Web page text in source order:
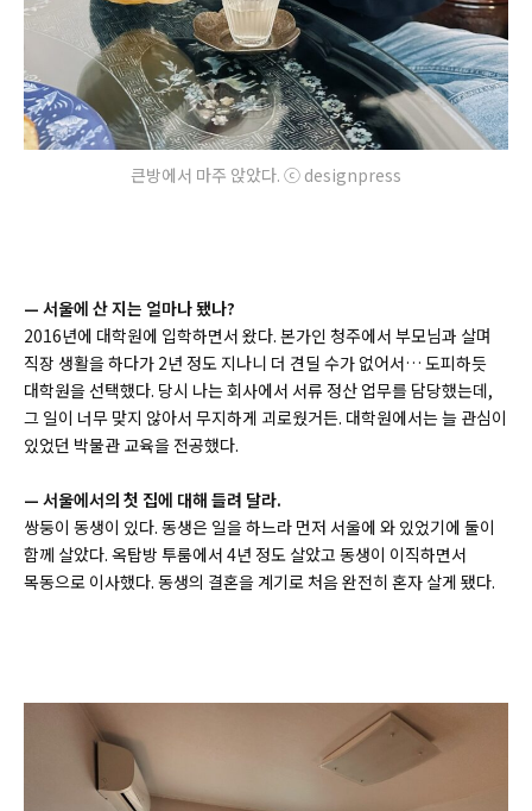
큰방에서 마주 앉았다. ⓒ designpress
— 서울에 산 지는 얼마나 됐나?
2016년에 대학원에 입학하면서 왔다. 본가인 청주에서 부모님과 살며
직장 생활을 하다가 2년 정도 지나니 더 견딜 수가 없어서… 도피하듯
대학원을 선택했다. 당시 나는 회사에서 서류 정산 업무를 담당했는데,
그 일이 너무 맞지 않아서 무지하게 괴로웠거든. 대학원에서는 늘 관심이
있었던 박물관 교육을 전공했다.
— 서울에서의 첫 집에 대해 들려 달라.
쌍둥이 동생이 있다. 동생은 일을 하느라 먼저 서울에 와 있었기에 둘이
함께 살았다. 옥탑방 투룸에서 4년 정도 살았고 동생이 이직하면서
목동으로 이사했다. 동생의 결혼을 계기로 처음 완전히 혼자 살게 됐다.